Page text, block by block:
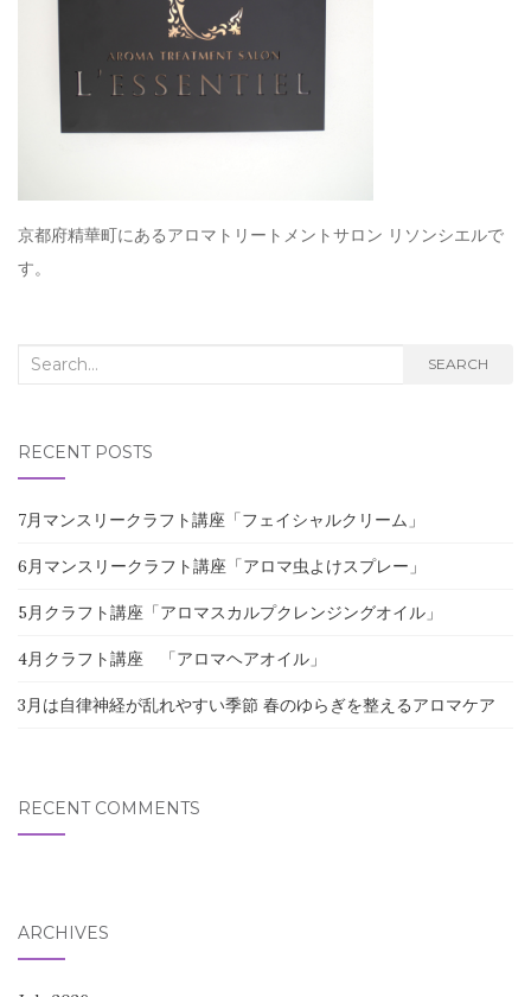
京都府精華町にあるアロマトリートメントサロン リソンシエルで
す。
Search for: SEARCH
RECENT POSTS
7月マンスリークラフト講座「フェイシャルクリーム」
6月マンスリークラフト講座「アロマ虫よけスプレー」
5月クラフト講座「アロマスカルプクレンジングオイル」
4月クラフト講座 「アロマヘアオイル」
3月は自律神経が乱れやすい季節 春のゆらぎを整えるアロマケア
RECENT COMMENTS
ARCHIVES